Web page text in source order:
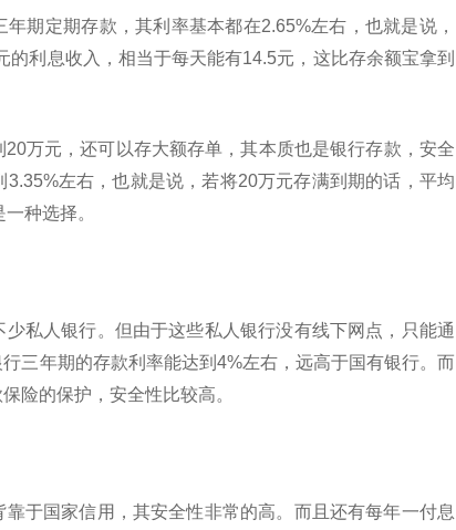
期定期存款，其利率基本都在2.65%左右，也就是说，
利息收入，相当于每天能有14.5元，这比存余额宝拿到
万元，还可以存大额存单，其本质也是银行存款，安全
左右，也就是说，若将20万元存满到期的话，平均
种选择。
私人银行。但由于这些私人银行没有线下网点，只能通
三年期的存款利率能达到4%左右，远高于国有银行。而
险的保护，安全性比较高。
于国家信用，其安全性非常的高。而且还有每年一付息